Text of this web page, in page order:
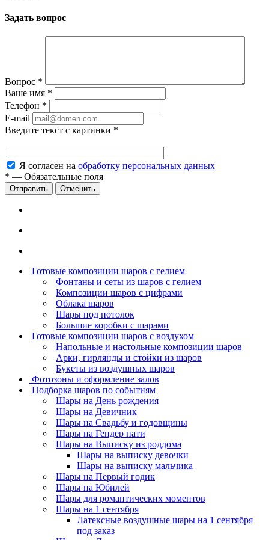
Задать вопрос
Вопрос *
Ваше имя *
Телефон *
E-mail
Введите текст с картинки *
Я согласен на обработку персональных данных
* — Обязательные поля
Отменить
Готовые композиции шаров с гелием
Фонтаны и сеты из шаров с гелием
Композиции шаров с цифрами
Облака шаров
Шары под потолок
Большие коробки с шарами
Готовые композиции шаров с воздухом
Напольные и настольные композиции шаров
Арки, гирлянды и стойки из шаров
Букеты из воздушных шаров
Фотозоны и оформление залов
Подборка шаров по событиям
Шары на День рождения
Шары на Девичник
Шары на Свадьбу и годовщины
Шары на Гендер пати
Шары на Выписку из роддома
Шары на выписку девочки
Шары на выписку мальчика
Шары на Первый годик
Шары на Юбилей
Шары для романтических моментов
Шары на 1 сентября
Латексные воздушные шары на 1 сентября
под заказ